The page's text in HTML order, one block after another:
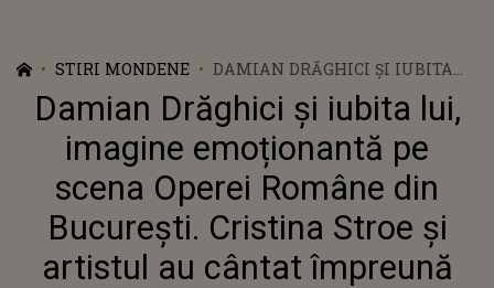
STIRI MONDENE
DAMIAN DRĂGHICI ȘI IUBITA
LUI, IMAGINE EMOȚIONANTĂ
PE SCENA OPEREI ROMÂNE DIN
BUCUREȘTI. CRISTINA STROE ȘI
ARTISTUL AU CÂNTAT
ÎMPREUNĂ
Damian Drăghici și iubita lui,
imagine emoționantă pe
scena Operei Române din
București. Cristina Stroe și
artistul au cântat împreună